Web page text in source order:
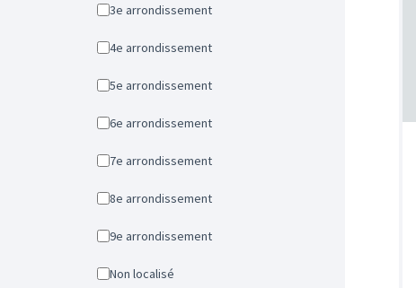
3e arrondissement
4e arrondissement
5e arrondissement
6e arrondissement
7e arrondissement
8e arrondissement
9e arrondissement
Non localisé